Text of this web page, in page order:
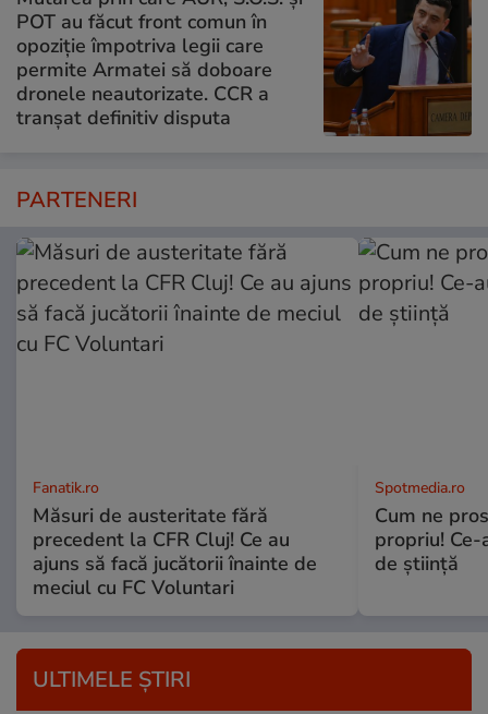
POT au făcut front comun în
opoziție împotriva legii care
permite Armatei să doboare
dronele neautorizate. CCR a
tranșat definitiv disputa
PARTENERI
Fanatik.ro
Măsuri de austeritate fără
precedent la CFR Cluj! Ce au
ajuns să facă jucătorii înainte de
meciul cu FC Voluntari
Spotmedia.ro
Cum ne
propriu!
de știință
ULTIMELE ȘTIRI